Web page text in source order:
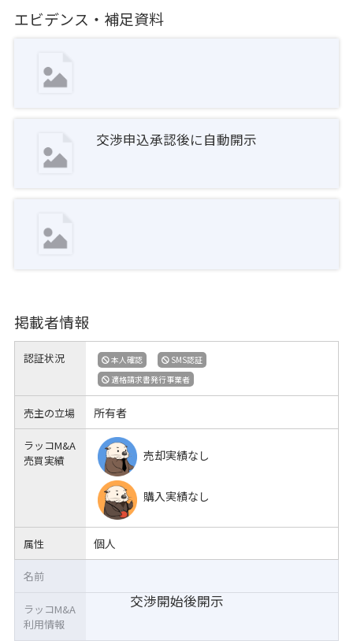
エビデンス・補足資料
交渉申込承認後に自動開示
掲載者情報
認証状況 本人確認
SMS認証
適格請求書発行事業者
売主の立場 所有者
ラッコM&A
売買実績
売却実績なし
購入実績なし
属性 個人
交渉開始後開示
名前
ラッコM&A
利用情報